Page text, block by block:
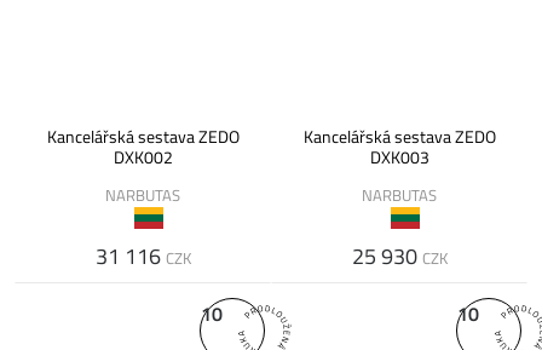
Kancelářská sestava ZEDO
DXK002
NARBUTAS
31 116 CZK
Kancelářská sestava ZEDO
DXK003
NARBUTAS
25 930 CZK
10 10